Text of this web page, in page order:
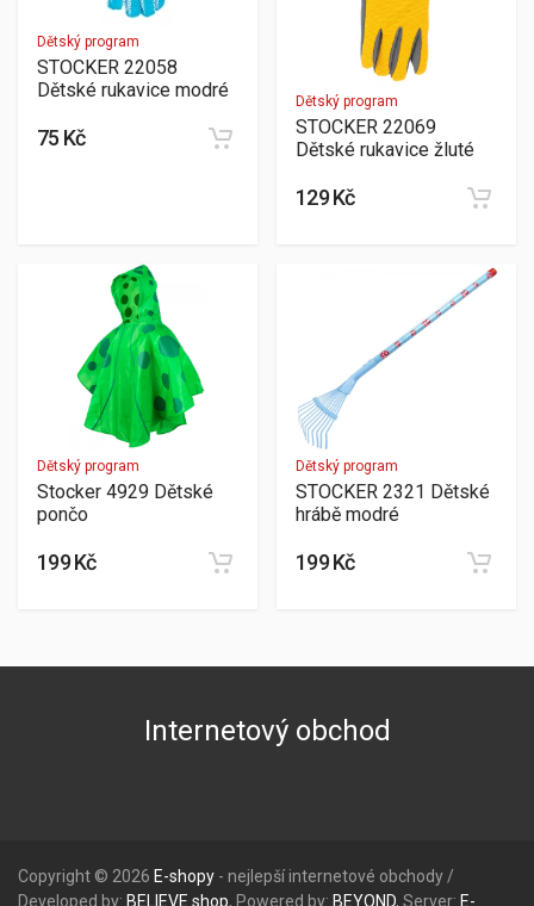
Dětský program
STOCKER 22058
Dětské rukavice modré
75 Kč
Dětský program
STOCKER 22069
Dětské rukavice žluté
129 Kč
Dětský program
Stocker 4929 Dětské
pončo
199 Kč
Dětský program
STOCKER 2321 Dětské
hrábě modré
199 Kč
Internetový obchod
Copyright © 2026 E-shopy - nejlepší internetové obchody /
Developed by: BELIEVE shop, Powered by: BEYOND, Server: E-